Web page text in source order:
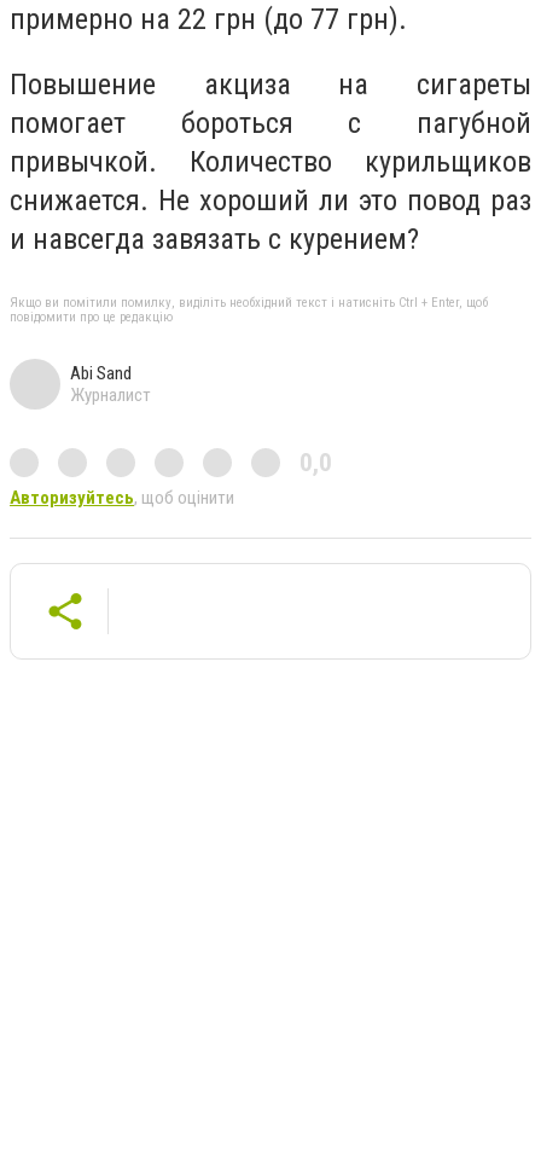
примерно на 22 грн (до 77 грн).
Повышение акциза на сигареты
помогает бороться с пагубной
привычкой. Количество курильщиков
снижается. Не хороший ли это повод раз
и навсегда завязать с курением?
Якщо ви помітили помилку, виділіть необхідний текст і натисніть Ctrl + Enter, щоб
повідомити про це редакцію
Abi Sand
Журналист
0,0
Авторизуйтесь, щоб оцінити